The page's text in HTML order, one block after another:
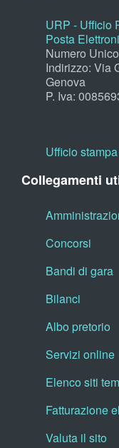
URP - Ufficio
Posta
Numero
Indirizzo: Via
Genova
P. Iva:
Ufficio
Collegamenti
Concorsi
Bandi di gara
Bilanci
Albo pretorio
Servizi online
Elenco siti
Fatturazione
Valuta il sito